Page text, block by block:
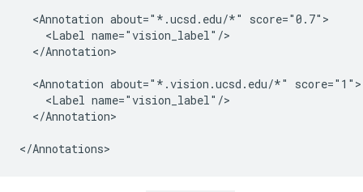
  <Annotation about="*.ucsd.edu/*" score="0.7">
    <Label name="vision_label"/>
  </Annotation>
  <Annotation about="*.vision.ucsd.edu/*" score="1">
    <Label name="vision_label"/>
  </Annotation>
</Annotations>